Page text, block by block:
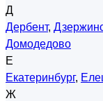
Д
Дербент,
Домодедово
Е
Екатеринбург,
Ж